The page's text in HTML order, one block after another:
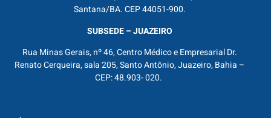
Santana/BA. CEP 44051-900.
SUBSEDE – JUAZEIRO
Rua Minas Gerais, nº 46, Centro Médico e Empresarial Dr.
Renato Cerqueira, sala 205, Santo Antônio, Juazeiro, Bahia –
CEP: 48.903- 020.